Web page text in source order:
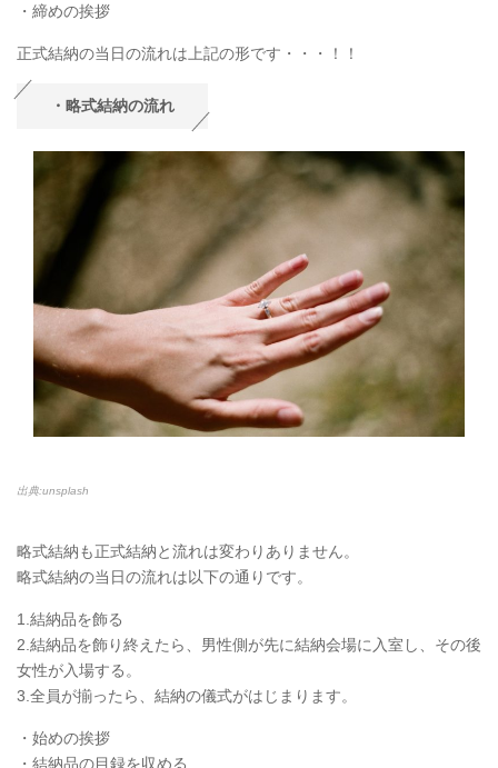
・締めの挨拶
正式結納の当日の流れは上記の形です・・・！！
・略式結納の流れ
出典:unsplash
略式結納も正式結納と流れは変わりありません。
略式結納の当日の流れは以下の通りです。
1.結納品を飾る
2.結納品を飾り終えたら、男性側が先に結納会場に入室し、その後
女性が入場する。
3.全員が揃ったら、結納の儀式がはじまります。
・始めの挨拶
・結納品の目録を収める